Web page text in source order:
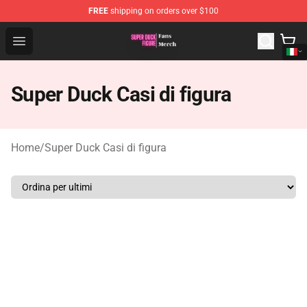
FREE shipping on orders over $100
Open menu
Super Duck Figure Shop - The Best Store of Super Duck
Super Duck Casi di figura
Home/Super Duck Casi di figura